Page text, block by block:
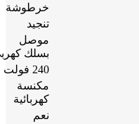
خرطوشة
تنجيد
موصل
بسلك
240 فولت
مكنسة
كهربائية
نعم